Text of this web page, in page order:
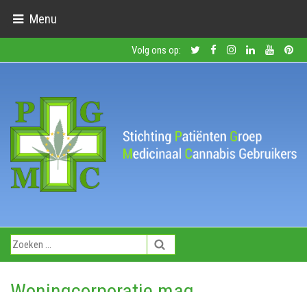
Menu
Volg ons op: